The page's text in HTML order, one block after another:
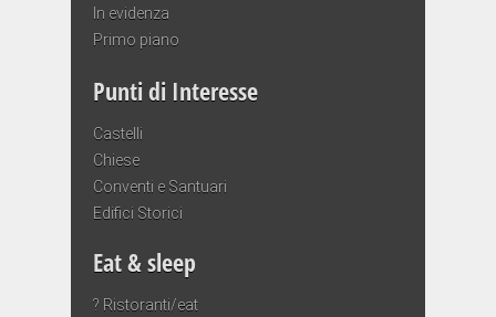
In evidenza
Primo piano
Punti di Interesse
Castelli
Chiese
Conventi e Santuari
Edifici Storici
Eat & sleep
? Ristoranti/eat